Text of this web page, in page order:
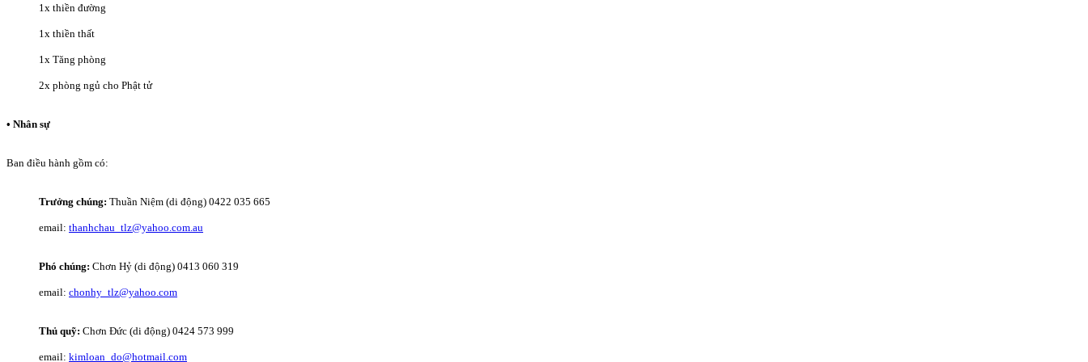
1x thiền đường
1x thiền thất
1x Tăng phòng
2x phòng ngủ cho Phật tử
• Nhân sự
Ban điều hành gồm có:
Trưởng chúng: Thuần Niệm (di động) 0422 035 665
email: thanhchau_tlz@yahoo.com.au
Phó chúng: Chơn Hỷ (di động) 0413 060 319
email: chonhy_tlz@yahoo.com
Thủ quỹ: Chơn Đức (di động) 0424 573 999
email: kimloan_do@hotmail.com